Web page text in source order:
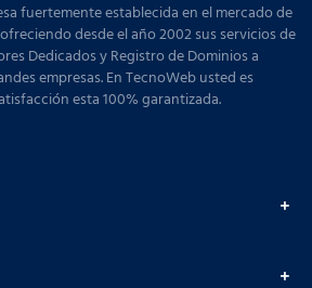
fuertemente establecida en el mercado de
desde el año 2002 sus servicios de
Dedicados y Registro de Dominios a
empresas. En TecnoWeb usted es
esta 100% garantizada.